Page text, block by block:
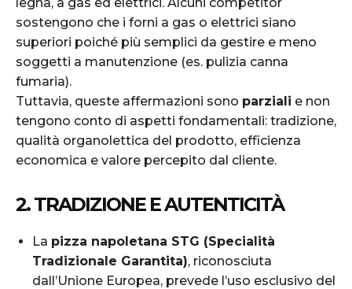
sostengono che i forni a gas o elettrici siano
superiori poiché più semplici da gestire e meno
soggetti a manutenzione (es. pulizia canna
fumaria).
Tuttavia, queste affermazioni sono parziali e non
tengono conto di aspetti fondamentali: tradizione,
qualità organolettica del prodotto, efficienza
economica e valore percepito dal cliente.
2. TRADIZIONE E AUTENTICITÀ
La pizza napoletana STG (Specialità
Tradizionale Garantita), riconosciuta
dall’Unione Europea, prevede l’uso esclusivo del